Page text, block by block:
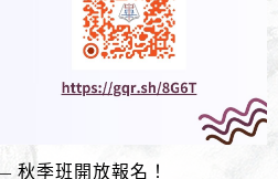
秋季班開放報名！